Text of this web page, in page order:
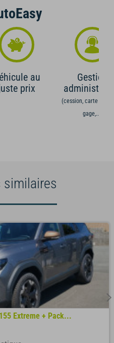
au
prix
Gestion
(cession, carte grise,
gage,...)
similaires
Extreme + Pack...